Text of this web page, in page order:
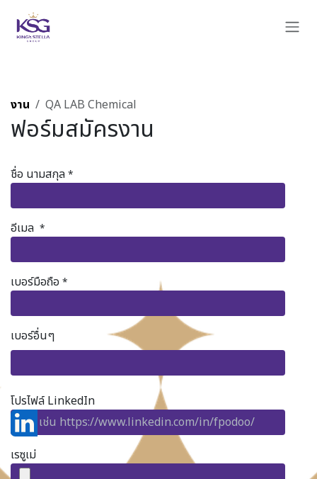
งาน QA LAB Chemical
ฟอร์มสมัครงาน
ชื่อ นามสกุล *
อีเมล *
เบอร์มือถือ *
เบอร์อื่นๆ
โปรไฟล์ LinkedIn
เรซูเม่